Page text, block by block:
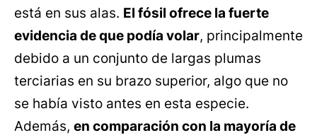
está en sus alas. El fósil ofrece la fuerte
evidencia de que podía volar, principalmente
debido a un conjunto de largas plumas
terciarias en su brazo superior, algo que no
se había visto antes en esta especie.
Además, en comparación con la mayoría de